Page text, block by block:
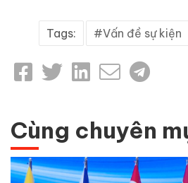
Tags: Vấn đề sự kiện
Cùng chuyên